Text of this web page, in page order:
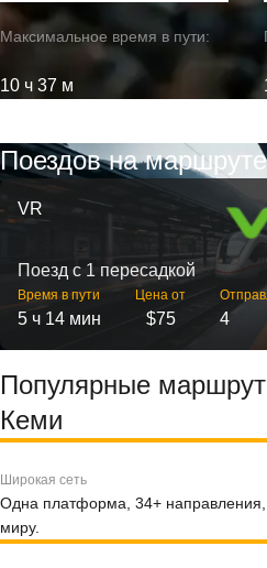
Максимальное время в пути:
10 ч 37 м
Поездов на
VR
Поезд с 1 пересадкой
Время в пути
5 ч 14 мин
Цена от
$75 4
Популярные
Кеми
Широкая сеть
Одна платформа, 34+
миру.